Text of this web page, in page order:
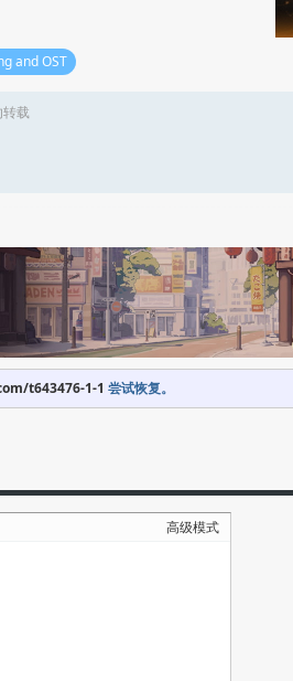
and OST
转载
t643476-1-1 尝试恢复。
高级模式